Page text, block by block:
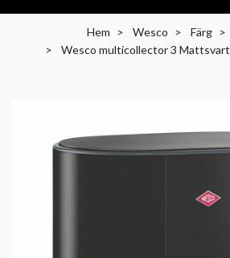
Hem Wesco Färg
Wesco multicollector 3 Mattsvart